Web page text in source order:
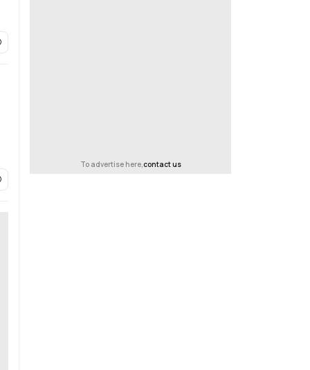
To advertise here,contact us